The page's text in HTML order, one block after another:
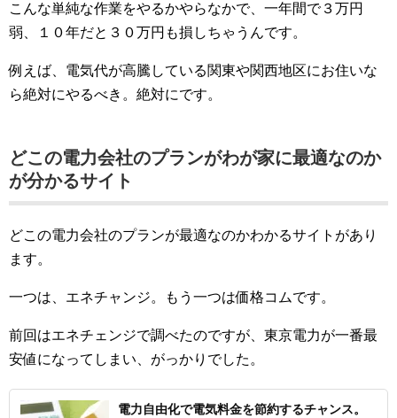
こんな単純な作業をやるかやらなかで、一年間で３万円
弱、１０年だと３０万円も損しちゃうんです。
例えば、電気代が高騰している関東や関西地区にお住いな
ら絶対にやるべき。絶対にです。
どこの電力会社のプランがわが家に最適なのか
が分かるサイト
どこの電力会社のプランが最適なのかわかるサイトがあり
ます。
一つは、エネチャンジ。もう一つは価格コムです。
前回はエネチェンジで調べたのですが、東京電力が一番最
安値になってしまい、がっかりでした。
電力自由化で電気料金を節約するチャンス。